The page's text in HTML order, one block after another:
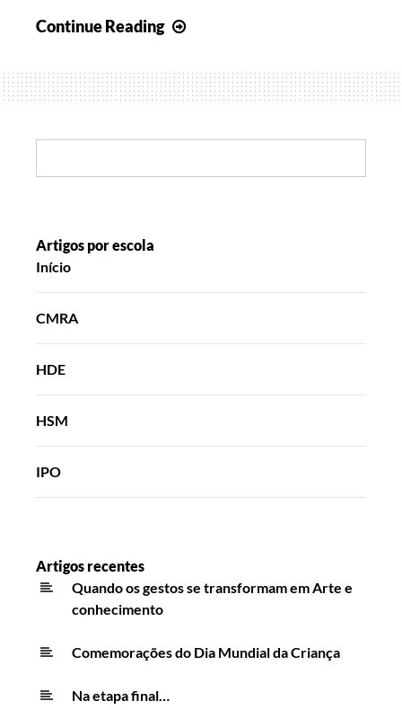
Continue Reading
biscoitos
Artigos por escola
Início
CMRA
HDE
HSM
IPO
Artigos recentes
Quando os gestos se transformam em Arte e
conhecimento
Comemorações do Dia Mundial da Criança
Na etapa final…